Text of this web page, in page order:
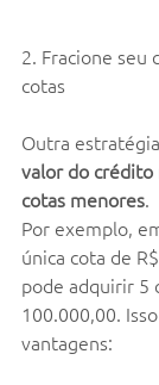
2. Fracione seu
cotas
Outra
valor do crédito
cotas menores.
Por exemplo,
única cota de
pode adquirir 5
100.000,00.
vantagens: